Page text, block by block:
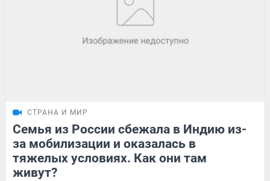
СТРАНА И МИР
Семья из России сбежала в Индию из-
за мобилизации и оказалась в
тяжелых условиях. Как они там
живут?